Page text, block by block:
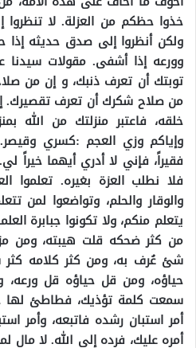
خذوا حظكم من العزلة. لا تنظروا
ولكن أنظروا إلى صدق حديثه إذا
وورعه إذا أشفى. مقولات
توبتك أن تعرف ذنبك، و إن من
من صلاح شكرك أن تعرف تقصيرك.
خلقه، فاعتبر منزلتك من الله
وإياكم وزي العجم :كسري وقيصر.
فقيراً، فإني لا أدري أيهما خيراً لي.
فلا نطلب العزة بغيره. تعلموا
والوقار والحلم، وتواضعوا لمن
يتعلم منكم، ولا تكونوا جبابرة
من كثر ضحكه قلت هيبته، ومن
شئ عُرف به، ومن كثر كلامه
حياؤه، ومن قل حياؤه قل ورعه،
سمعت كلمة تؤذيك، فطاطئ لها
أمر استبان رشده فاتبعه، وأمر
أمره عليك، فرده إلى الله. لا